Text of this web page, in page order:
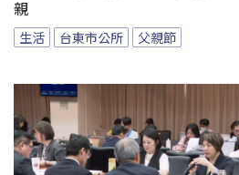
親
生活 台東市公所 父親節